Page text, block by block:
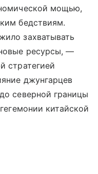
мощью,
бедствиям.
захватывать
ресурсы, —
стратегией
джунгарцев
северной границы
китайской